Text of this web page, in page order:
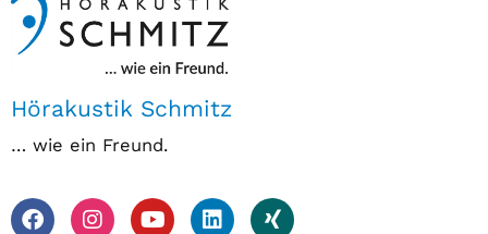
Hörakustik Schmitz
… wie ein Freund.